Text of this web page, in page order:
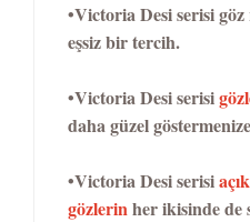
•Victoria Desi serisi
eşsiz bir tercih.
•Victoria Desi serisi
daha güzel
•Victoria Desi serisi
gözlerinher ikisinde de